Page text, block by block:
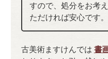
すので、処分をお考
ただければ安心です。
古美術ますけんでは 書